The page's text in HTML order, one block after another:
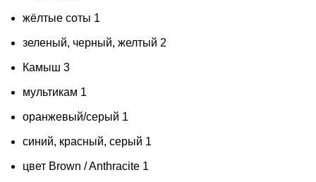
жёлтые соты 1
зеленый, черный, желтый 2
Камыш 3
мультикам 1
оранжевый/серый 1
синий, красный, серый 1
цвет Brown / Anthracite 1